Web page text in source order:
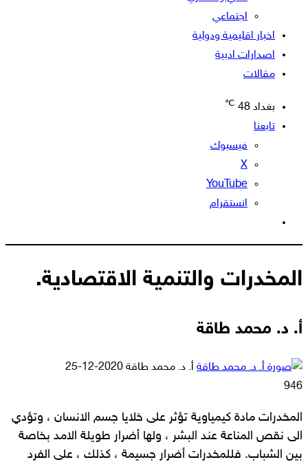
اجتماعي
اخبار اقليمية ودولية
اصدارات ادبية
مقالات
بغداد 48
℃
تابعنا
فيسبوك
‫X
‫YouTube
انستقرام
المظلم
المخدرات والتنمية الاقتصادية.
أ. د. محمد طاقة
أ. د. محمد طاقة أرسل
2020-12-25
946
المخدرات مادة كيمياوية تؤثر على خلايا جسم الانسان ، وتؤدي
الى نقص المناعة عند البشر ، ولها أضرار طويلة الامد بخاصة
بين الشباب. فللمخدرات أضرار جسيمة ، كذلك ، على الفرد